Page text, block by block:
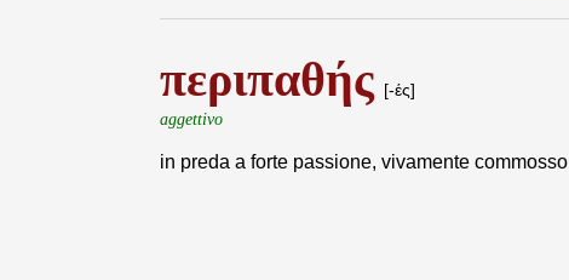
περιπαθής [-ές]
aggettivo
in preda a forte passione, vivamente commosso